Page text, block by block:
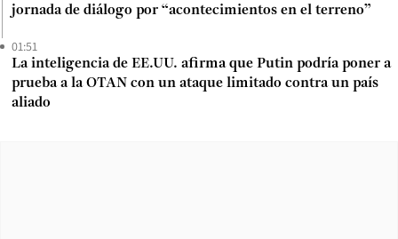
jornada de diálogo por “acontecimientos en el terreno”
01:51
La inteligencia de EE.UU. afirma que Putin podría poner a
prueba a la OTAN con un ataque limitado contra un país
aliado